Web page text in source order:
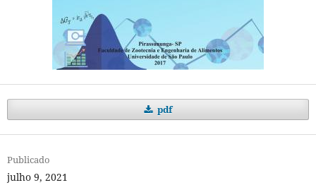
pdf
Publicado
julho 9, 2021